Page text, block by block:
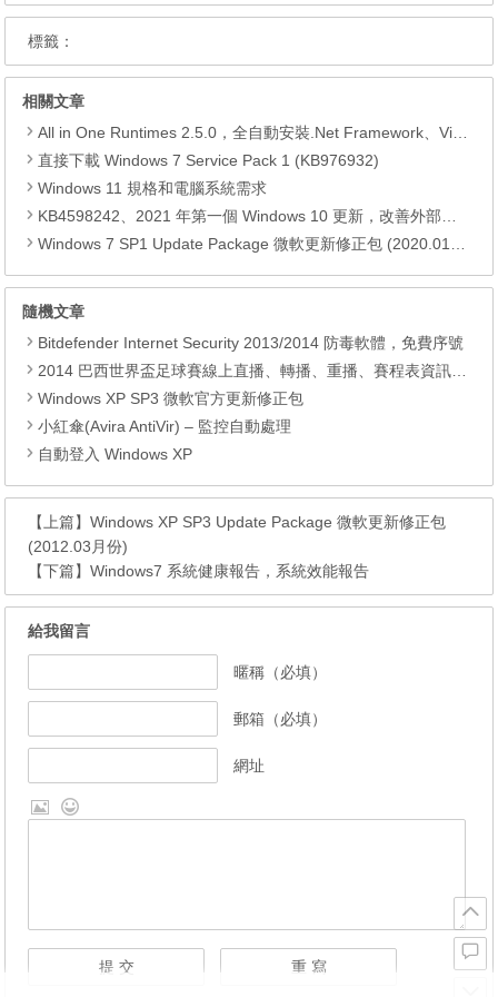
標籤：
相關文章
All in One Runtimes 2.5.0，全自動安裝.Net Framework、Visual C++、DirectX、Flash Player、JRE
直接下載 Windows 7 Service Pack 1 (KB976932)
Windows 11 規格和電腦系統需求
KB4598242、2021 年第一個 Windows 10 更新，改善外部裝置安全性、解決HTTPS安全漏洞、印表機呼叫(RPC)漏洞
Windows 7 SP1 Update Package 微軟更新修正包 (2020.01月份)
隨機文章
Bitdefender Internet Security 2013/2014 防毒軟體，免費序號
2014 巴西世界盃足球賽線上直播、轉播、重播、賽程表資訊，更新 @ Jul 13, 2014
Windows XP SP3 微軟官方更新修正包
小紅傘(Avira AntiVir) – 監控自動處理
自動登入 Windows XP
【上篇】Windows XP SP3 Update Package 微軟更新修正包
(2012.03月份)
【下篇】Windows7 系統健康報告，系統效能報告
給我留言
暱稱（必填）
郵箱（必填）
網址